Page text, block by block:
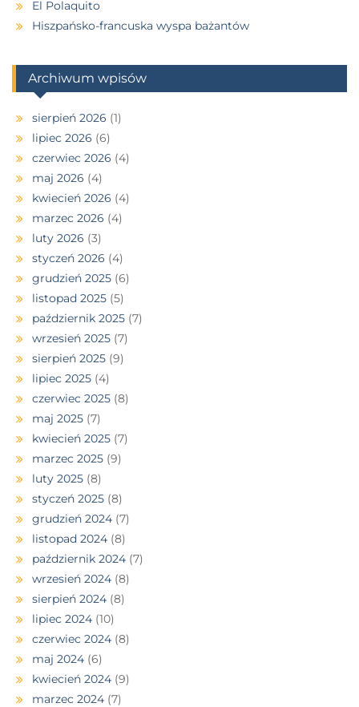
El Polaquito
Hiszpańsko-francuska wyspa bażantów
Archiwum wpisów
sierpień 2026 (1)
lipiec 2026 (6)
czerwiec 2026 (4)
maj 2026 (4)
kwiecień 2026 (4)
marzec 2026 (4)
luty 2026 (3)
styczeń 2026 (4)
grudzień 2025 (6)
listopad 2025 (5)
październik 2025 (7)
wrzesień 2025 (7)
sierpień 2025 (9)
lipiec 2025 (4)
czerwiec 2025 (8)
maj 2025 (7)
kwiecień 2025 (7)
marzec 2025 (9)
luty 2025 (8)
styczeń 2025 (8)
grudzień 2024 (7)
listopad 2024 (8)
październik 2024 (7)
wrzesień 2024 (8)
sierpień 2024 (8)
lipiec 2024 (10)
czerwiec 2024 (8)
maj 2024 (6)
kwiecień 2024 (9)
marzec 2024 (7)